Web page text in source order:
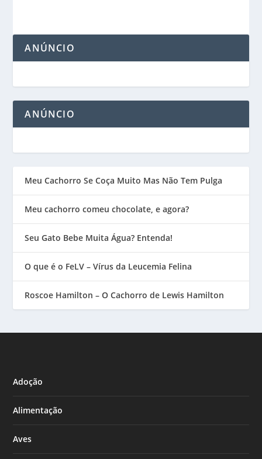
ANÚNCIO
ANÚNCIO
Meu Cachorro Se Coça Muito Mas Não Tem Pulga
Meu cachorro comeu chocolate, e agora?
Seu Gato Bebe Muita Água? Entenda!
O que é o FeLV – Vírus da Leucemia Felina
Roscoe Hamilton – O Cachorro de Lewis Hamilton
Adoção
Alimentação
Aves